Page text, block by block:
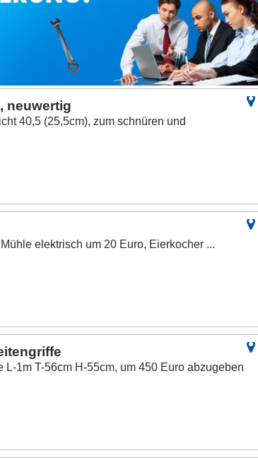
neuwertig
40,5 (25,5cm), zum schnüren und
elektrisch um 20 Euro, Eierkocher ...
1m T-56cm H-55cm, um 450 Euro abzugeben